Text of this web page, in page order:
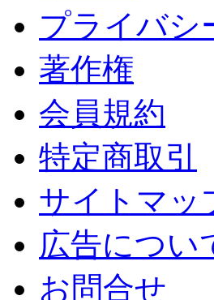
プライバシ
著作権
会員規約
特定商取引
サイトマッ
広告につい
お問合せ